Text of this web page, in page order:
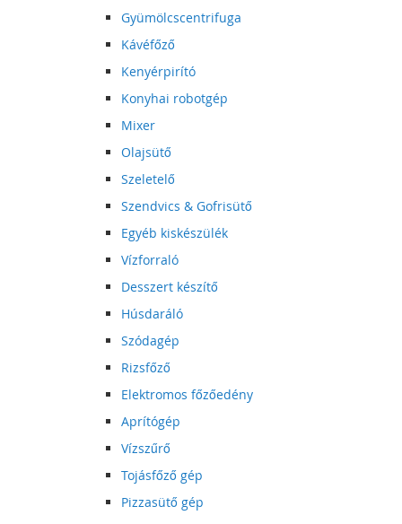
Gyümölcscentrifuga
Kávéfőző
Kenyérpirító
Konyhai robotgép
Mixer
Olajsütő
Szeletelő
Szendvics & Gofrisütő
Egyéb kiskészülék
Vízforraló
Desszert készítő
Húsdaráló
Szódagép
Rizsfőző
Elektromos főzőedény
Aprítógép
Vízszűrő
Tojásfőző gép
Pizzasütő gép